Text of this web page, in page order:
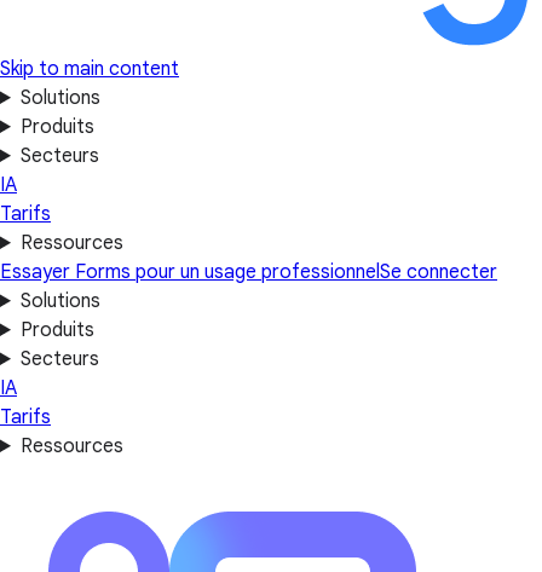
Skip to main content
Solutions
Produits
Secteurs
IA
Tarifs
Ressources
Essayer Forms pour un usage professionnelSe connecter
Solutions
Produits
Secteurs
IA
Tarifs
Ressources